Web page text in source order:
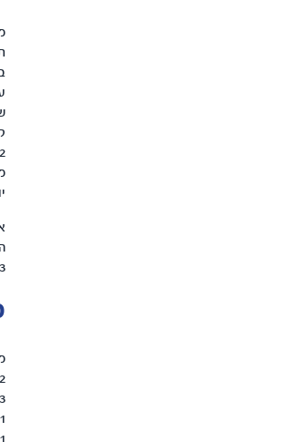
2 ביצים
3 כפות מחית תפוחי עץ. צרו לביבות בגודל נוח לאחיזה ואפו בתנור. ניתן להגיש לצד שמנת חמוצה/ גביע יוגורט.
2 ביצים
1/3
1 צנצנת מחית תפוח (ניתן להשתמש בכל טעם אחר)
1 בננה קלופה ומרוסקת (לא חובה)